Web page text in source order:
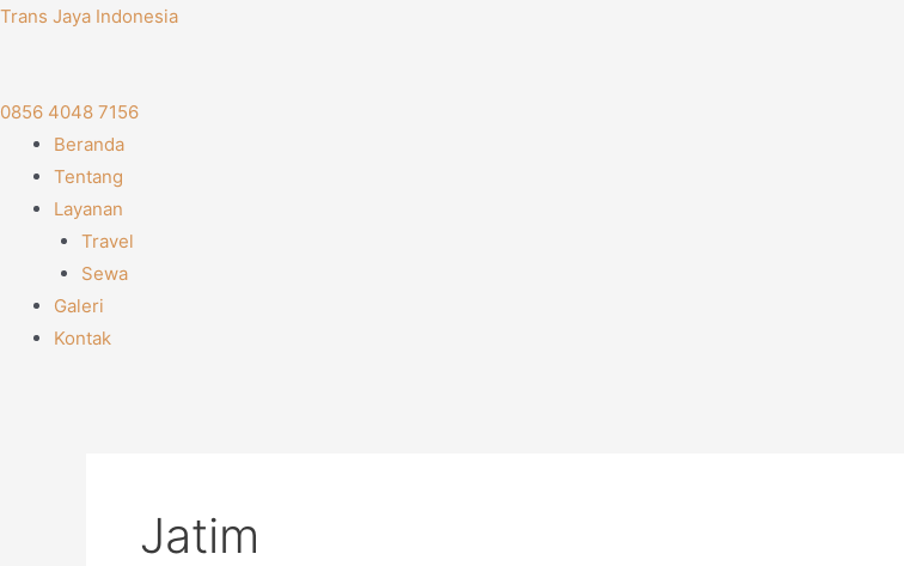
Skip
Trans Jaya Indonesia
0856 4048 7156
Menu
Beranda
Tentang
Layanan
Travel
Sewa
Galeri
Kontak
Jatim